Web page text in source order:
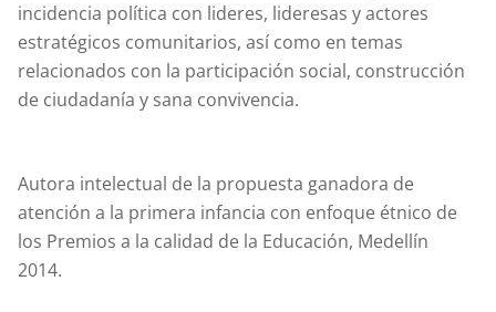
incidencia política con lideres, lideresas y actores
estratégicos comunitarios, así como en temas
relacionados con la participación social, construcción
de ciudadanía y sana convivencia.
Autora intelectual de la propuesta ganadora de
atención a la primera infancia con enfoque étnico de
los Premios a la calidad de la Educación, Medellín
2014.